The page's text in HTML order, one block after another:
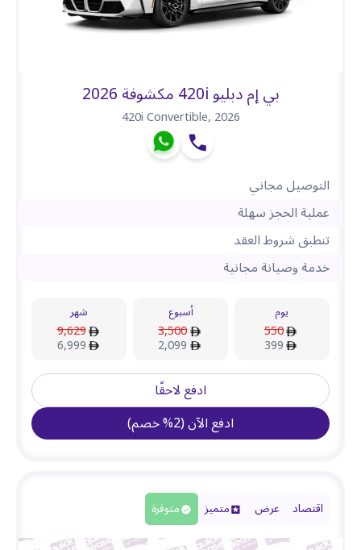
بي إم دبليو 420i مكشوفة 2026
420i Convertible,2026
التوصيل مجاني
عملية الحجز سهلة
تنطبق شروط العقد
خدمة وصيانة مجانية
يوم
550
399
أسبوع
3,500
2,099
شهر
9,629
6,999
ادفع لاحقًا
ادفع الآن(
2
%خصم)
اقتصاد عرض متميز متوفرة